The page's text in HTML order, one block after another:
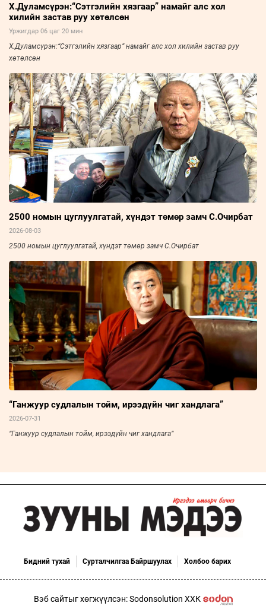
Х.Дуламсүрэн:“Сэтгэлийн хязгаар” намайг алс хол
хилийн застав руу хөтөлсөн
Уржигдар 06 цаг 20 мин
Х.Дуламсүрэн:“Сэтгэлийн хязгаар” намайг алс хол хилийн застав руу
хөтөлсөн
2500 номын цуглуулгатай, хүндэт төмөр замч С.Очирбат
2026-08-03
2500 номын цуглуулгатай, хүндэт төмөр замч С.Очирбат
“Ганжуур судлалын тойм, ирээдүйн чиг хандлага”
2026-07-31
“Ганжуур судлалын тойм, ирээдүйн чиг хандлага”
Бидний тухай Сурталчилгаа Байршуулах Холбоо барих
Вэб сайтыг хөгжүүлсэн: Sodonsolution ХХК